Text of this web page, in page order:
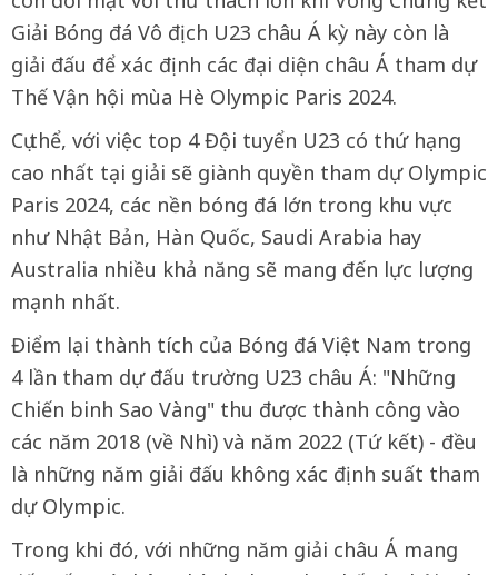
Giải Bóng đá Vô địch U23 châu Á kỳ này còn là
giải đấu để xác định các đại diện châu Á tham dự
Thế Vận hội mùa Hè Olympic Paris 2024.
Cụ thể, với việc top 4 Đội tuyển U23 có thứ hạng
cao nhất tại giải sẽ giành quyền tham dự Olympic
Paris 2024, các nền bóng đá lớn trong khu vực
như Nhật Bản, Hàn Quốc, Saudi Arabia hay
Australia nhiều khả năng sẽ mang đến lực lượng
mạnh nhất.
Điểm lại thành tích của Bóng đá Việt Nam trong
4 lần tham dự đấu trường U23 châu Á: "Những
Chiến binh Sao Vàng" thu được thành công vào
các năm 2018 (về Nhì) và năm 2022 (Tứ kết) - đều
là những năm giải đấu không xác định suất tham
dự Olympic.
Trong khi đó, với những năm giải châu Á mang